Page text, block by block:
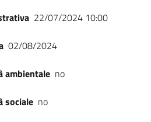
22/07/2024 10:00
02/08/2024
ambientale no
sociale no